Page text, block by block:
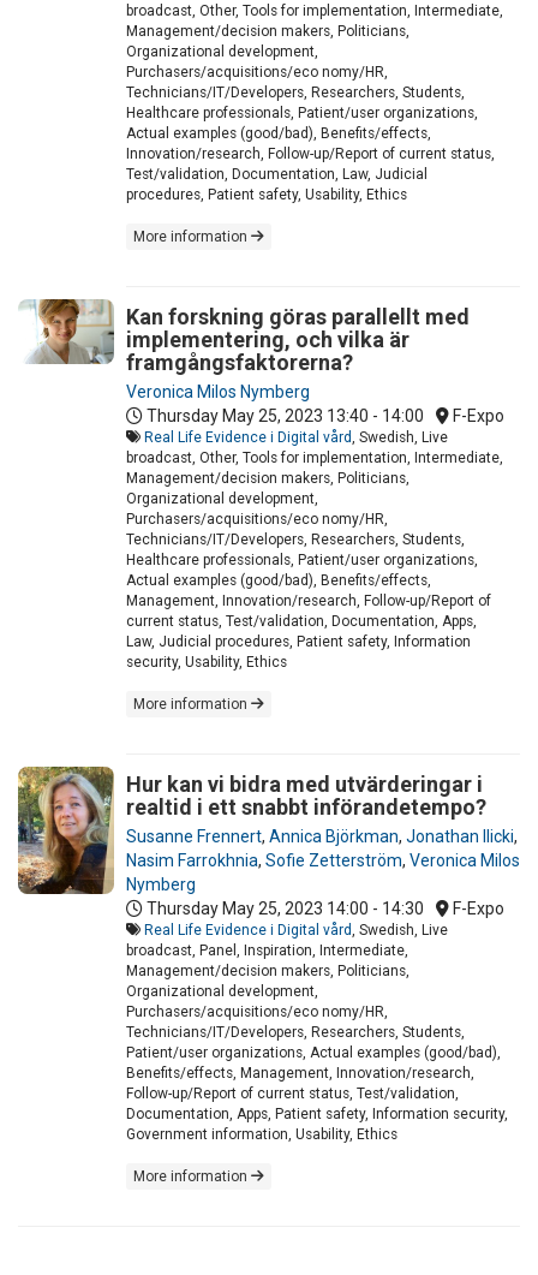
broadcast, Other, Tools for implementation, Intermediate,
Management/decision makers, Politicians,
Organizational development,
Purchasers/acquisitions/eco nomy/HR,
Technicians/IT/Developers, Researchers, Students,
Healthcare professionals, Patient/user organizations,
Actual examples (good/bad), Benefits/effects,
Innovation/research, Follow-up/Report of current status,
Test/validation, Documentation, Law, Judicial
procedures, Patient safety, Usability, Ethics
More information
Kan forskning göras parallellt med
implementering, och vilka är
framgångsfaktorerna?
Veronica Milos Nymberg
Thursday May 25, 2023 13:40 - 14:00 F-Expo
Real Life Evidence i Digital vård , Swedish, Live
broadcast, Other, Tools for implementation, Intermediate,
Management/decision makers, Politicians,
Organizational development,
Purchasers/acquisitions/eco nomy/HR,
Technicians/IT/Developers, Researchers, Students,
Healthcare professionals, Patient/user organizations,
Actual examples (good/bad), Benefits/effects,
Management, Innovation/research, Follow-up/Report of
current status, Test/validation, Documentation, Apps,
Law, Judicial procedures, Patient safety, Information
security, Usability, Ethics
More information
Hur kan vi bidra med utvärderingar i
realtid i ett snabbt införandetempo?
Susanne Frennert, Annica Björkman, Jonathan Ilicki,
Nasim Farrokhnia, Sofie Zetterström, Veronica Milos
Nymberg
Thursday May 25, 2023 14:00 - 14:30 F-Expo
Real Life Evidence i Digital vård , Swedish, Live
broadcast, Panel, Inspiration, Intermediate,
Management/decision makers, Politicians,
Organizational development,
Purchasers/acquisitions/eco nomy/HR,
Technicians/IT/Developers, Researchers, Students,
Patient/user organizations, Actual examples (good/bad),
Benefits/effects, Management, Innovation/research,
Follow-up/Report of current status, Test/validation,
Documentation, Apps, Patient safety, Information security,
Government information, Usability, Ethics
More information